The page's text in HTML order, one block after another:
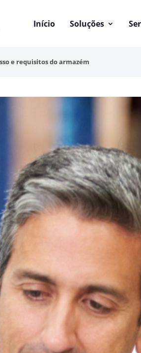
Início Soluções
e requisitos do armazém